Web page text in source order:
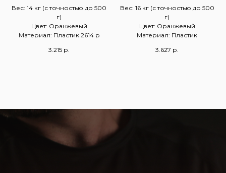
Вес: 14 кг (с точностью до 500
г)
Цвет: Оранжевый
Материал: Пластик 2614 р
3.215 р.
Вес: 16 кг (с точностью до 500
г)
Цвет: Оранжевый
Материал: Пластик
3.627 р.